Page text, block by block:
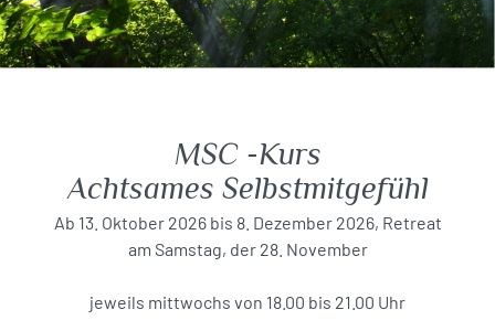
MSC -Kurs
Achtsames Selbstmitgefühl
Ab 13. Oktober 2026 bis 8. Dezember 2026, Retreat
am Samstag, der 28. November
jeweils mittwochs von 18.00 bis 21.00 Uhr